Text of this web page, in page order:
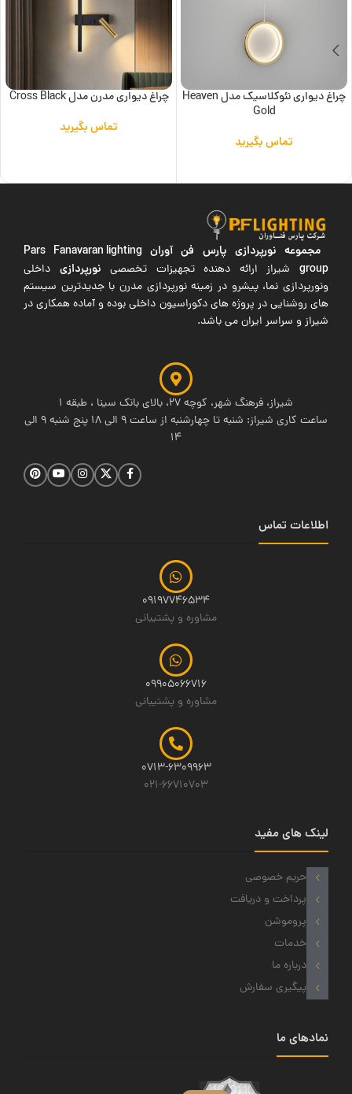
چراغ دیواری نئوکلاسیک مدل Heaven
Gold
تماس بگیرید
چراغ دیواری مدرن مدل Cross Black
تماس بگیرید
مجموعه نورپردازی پارس فن آوران Pars Fanavaran lighting
groupشیراز ارائه دهنده تجهیزات تخصصی نورپردازی داخلی
ونورپردازی نما، پیشرو در زمینه نورپردازی مدرن با جدیدترین سیستم
های روشنایی در پروژه های دکوراسیون داخلی بوده و آماده همکاری در
شیراز و سراسر ایران می باشد.
شیراز، فرهنگ شهر، کوچه 27، بالای بانک سینا ، طبقه 1
ساعت کاری شیراز: شنبه تا چهارشنبه از ساعت 9 الی 18 پنج شنبه 9 الی
14
اطلاعات تماس
09197746534
مشاوره و پشتیبانی
09905066716
مشاوره و پشتیبانی
0713-6309963
021-66710703
لینک های مفید
حریم خصوصی
پرداخت و دریافت
پروموشن
خدمات
درباره ما
پیگیری سفارش
نمادهای ما